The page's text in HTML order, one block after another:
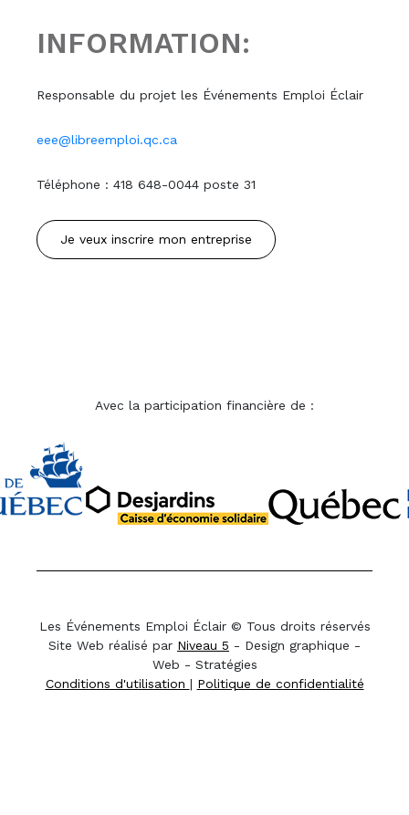
INFORMATION:
Responsable du projet les Événements Emploi Éclair
eee@libreemploi.qc.ca
Téléphone : 418 648-0044 poste 31
Je veux inscrire mon entreprise
Avec la participation financière de :
Les Événements Emploi Éclair © Tous droits réservés
Site Web réalisé par Niveau 5 - Design graphique -
Web - Stratégies
Conditions d'utilisation | Politique de confidentialité